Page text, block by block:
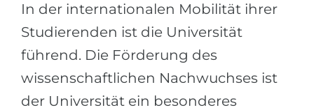
In der internationalen Mobilität ihrer
Studierenden ist die Universität
führend. Die Förderung des
wissenschaftlichen Nachwuchses ist
der Universität ein besonderes